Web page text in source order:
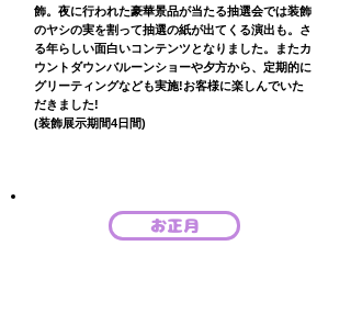
飾。​夜に行われた豪華景品が当たる抽選会では装飾
のヤシの実を割って抽選の紙が出てくる演出も。さ
る年らしい面白いコンテンツとなりました。またカ
ウントダウンバルーンショーや夕方から、定期的に
グリーティングなども実施!お客様に楽しんでいた
だきました!
(装飾展示期間4日間)
お正月